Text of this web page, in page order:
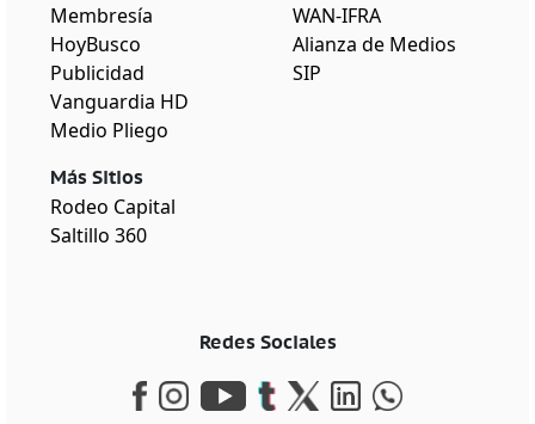
Membresía
HoyBusco
Publicidad
Vanguardia HD
Medio Pliego
Más Sitios
Rodeo Capital
Saltillo 360
WAN-IFRA
Alianza de Medios
SIP
Redes Sociales